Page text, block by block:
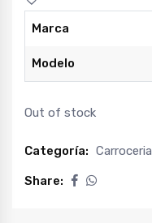
Marca
Modelo
Out of stock
Categoría: Carroceria
Share: